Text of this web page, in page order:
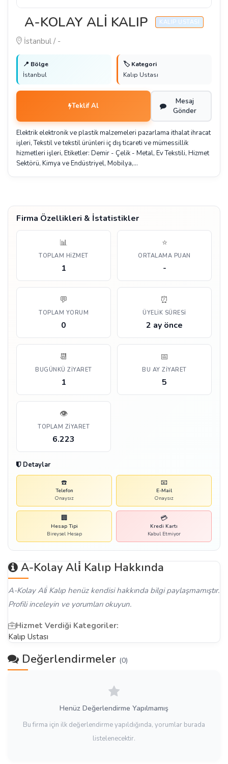
A-KOLAY ALİ KALIP KALIP USTASI
İstanbul / -
📍 Bölge
İstanbul
🏷️ Kategori
Kalıp Ustası
Teklif Al
Mesaj
Gönder
Elektrik elektronik ve plastik malzemeleri pazarlama ithalat ihracat
işleri, Tekstil ve tekstil ürünleri iç dış ticareti ve mümessillik
hizmetleri işleri, Etiketler: Demir - Çelik - Metal, Ev Tekstili, Hizmet
Sektörü, Kimya ve Endüstriyel, Mobilya,…
Firma Özellikleri & İstatistikler
📊
TOPLAM HIZMET
1
⭐
ORTALAMA PUAN
-
💬
TOPLAM YORUM
0
⏰
ÜYELIK SÜRESI
2 ay önce
📆
BUGÜNKÜ ZIYARET
1
📅
BU AY ZIYARET
5
👁️
TOPLAM ZIYARET
6.223
Detaylar
☎️
Telefon
Onaysız
📧
E-Mail
Onaysız
🏢
Hesap Tipi
Bireysel Hesap
💳
Kredi Kartı
Kabul Etmiyor
A-Kolay Ali̇ Kalıp Hakkında
A-Kolay Ali̇ Kalıp henüz kendisi hakkında bilgi paylaşmamıştır.
Profili inceleyin ve yorumları okuyun.
Hizmet Verdiği Kategoriler:
Kalıp Ustası
Değerlendirmeler (0)
Henüz Değerlendirme Yapılmamış
Bu firma için ilk değerlendirme yapıldığında, yorumlar burada
listelenecektir.